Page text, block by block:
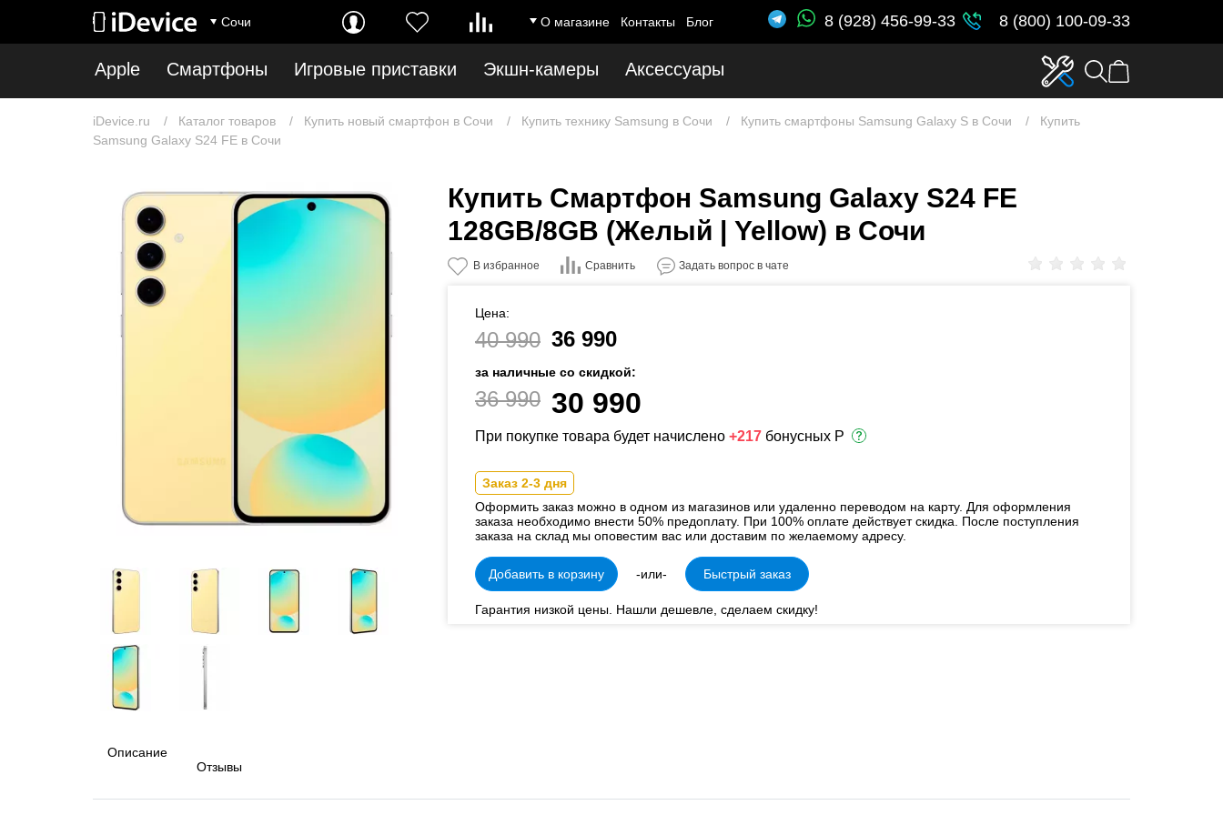
Сочи О магазине Контакты Блог 8 (928) 456-99-33 8 (800) 100-09-33
Apple Смартфоны Игровые приставки Экшн-камеры Аксессуары
iDevice.ru Каталог товаров Купить новый смартфон в Сочи Купить технику Samsung в Сочи Купить смартфоны Samsung Galaxy S в Сочи
Купить
Samsung Galaxy S24 FE в Сочи
Купить Смартфон Samsung Galaxy S24 FE
128GB/8GB (Желый | Yellow) в Сочи
В избранное Сравнить Задать вопрос в чате
Цена:
40 990 36 990
за наличные со скидкой:
36 990 30 990
При покупке товара будет начислено +217 бонусных Р
Заказ 2-3 дня
Оформить заказ можно в одном из магазинов или удаленно переводом на карту. Для оформления
заказа необходимо внести 50% предоплату. При 100% оплате действует скидка. После поступления
заказа на склад мы оповестим вас или доставим по желаемому адресу.
Добавить в корзину -или- Быстрый заказ
Гарантия низкой цены. Нашли дешевле, сделаем скидку!
Описание
Отзывы